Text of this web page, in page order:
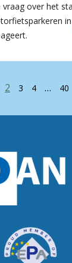
over het
2 3 4 … 40